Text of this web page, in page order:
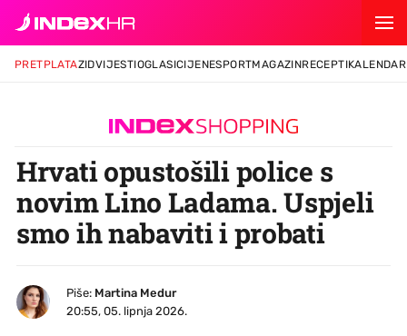
PRETPLATAZIDVIJESTIOGLASICIJENESPORTMAGAZINRECEPTIKALENDAR
Hrvati opustošili police s
novim Lino Ladama. Uspjeli
smo ih nabaviti i probati
Piše: Martina Medur
20:55, 05. lipnja 2026.